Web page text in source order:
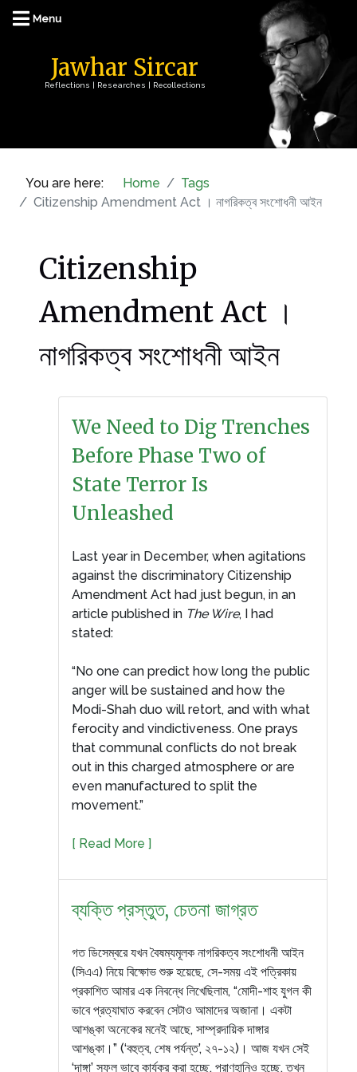
Jawhar Sircar
Reflections | Researches | Recollections
You are here: Home
Tags
Citizenship Amendment Act । নাগরিকত্ব সংশোধনী আইন
Citizenship
Amendment Act ।
নাগরিকত্ব সংশোধনী আইন
We Need to Dig Trenches
Before Phase Two of
State Terror Is
Unleashed
Last year in December, when agitations
against the discriminatory Citizenship
Amendment Act had just begun, in an
article published in The Wire, I had
stated:
“No one can predict how long the public
anger will be sustained and how the
Modi-Shah duo will retort, and with what
ferocity and vindictiveness. One prays
that communal conflicts do not break
out in this charged atmosphere or are
even manufactured to split the
movement.”
[ Read More ]
ব্যক্তি প্রস্তুত, চেতনা জাগ্রত
গত ডিসেম্বরে যখন বৈষম্যমূলক নাগরিকত্ব সংশোধনী আইন
(সিএএ) নিয়ে বিক্ষোভ শুরু হয়েছে, সে-সময় এই পত্রিকায়
প্রকাশিত আমার এক নিবন্ধে লিখেছিলাম, “মোদী-শাহ যুগল কী
ভাবে প্রত্যাঘাত করবেন সেটাও আমাদের অজানা। একটা
আশঙ্কা অনেকের মনেই আছে, সাম্প্রদায়িক দাঙ্গার
আশঙ্কা।” (‘বহুত্ব, শেষ পর্যন্ত’, ২৭-১২)। আজ যখন সেই
‘দাঙ্গা’ সফল ভাবে কার্যকর করা হচ্ছে, প্রাণহানিও হচ্ছে, তখন